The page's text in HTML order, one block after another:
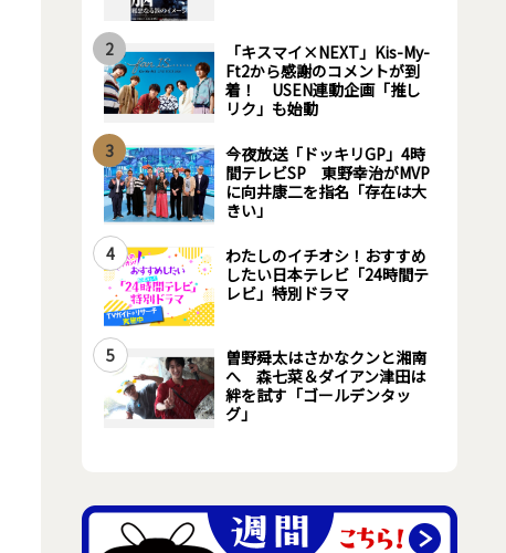
2
「キスマイ×NEXT」Kis-My-
Ft2から感謝のコメントが到
着！ USEN連動企画「推し
リク」も始動
3
今夜放送「ドッキリGP」4時
間テレビSP 東野幸治がMVP
に向井康二を指名「存在は大
きい」
4
わたしのイチオシ！おすすめ
したい日本テレビ「24時間テ
レビ」特別ドラマ
5
曽野舜太はさかなクンと湘南
へ 森七菜＆ダイアン津田は
絆を試す「ゴールデンタッ
グ」